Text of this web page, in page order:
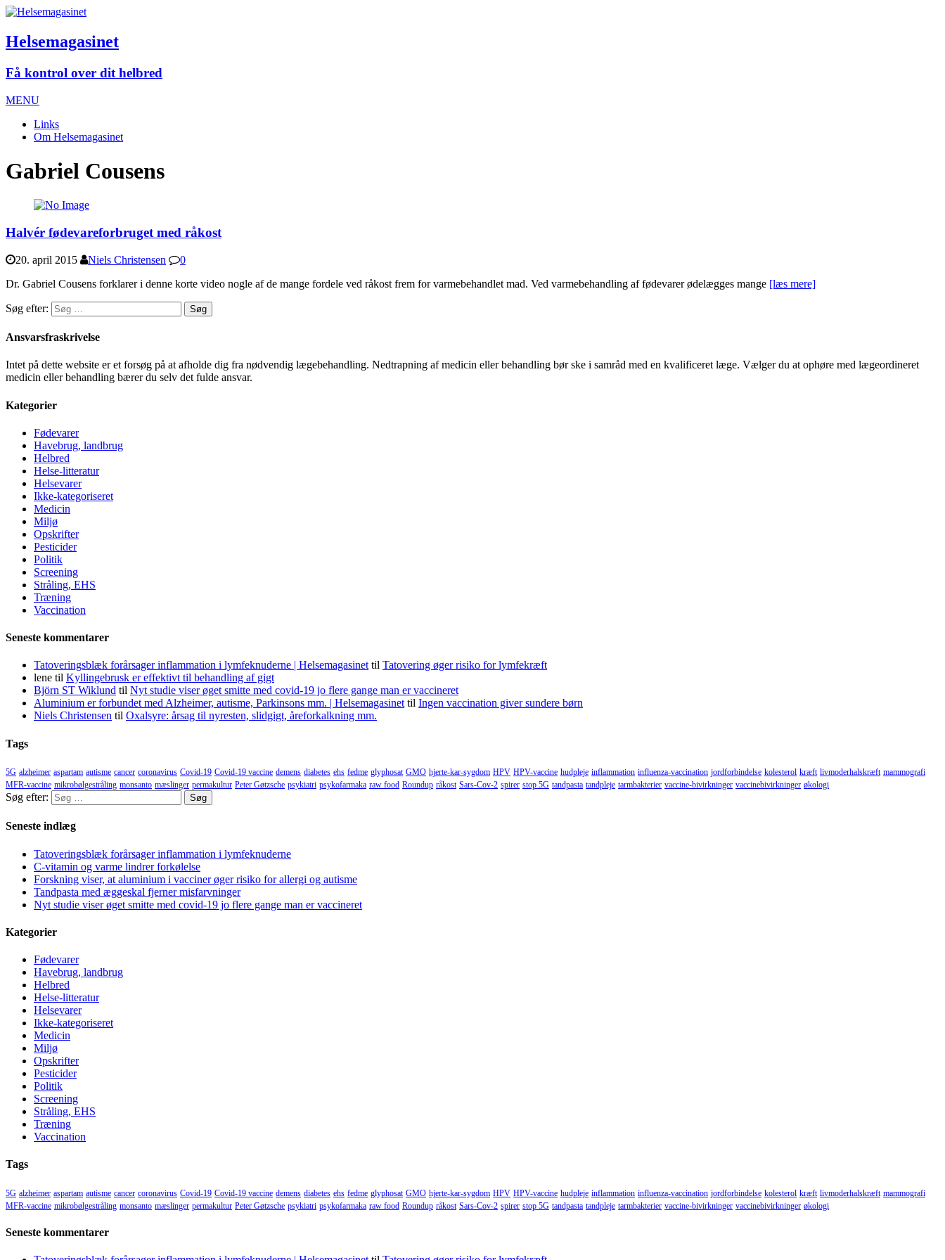
Helsemagasinet
Få kontrol over dit helbred
MENU
Links
Om Helsemagasinet
Gabriel Cousens
Halvér fødevareforbruget med råkost
20. april 2015 Niels Christensen
0
Dr. Gabriel Cousens forklarer i denne korte video nogle af de mange fordele ved råkost frem for varmebehandlet mad. Ved varmebehandling af fødevarer ødelægges mange [læs mere]
Søg efter:
Ansvarsfraskrivelse
Intet på dette website er et forsøg på at afholde dig fra nødvendig lægebehandling. Nedtrapning af medicin eller behandling bør ske i samråd med en kvalificeret læge. Vælger du at ophøre med lægeordineret
medicin eller behandling bærer du selv det fulde ansvar.
Kategorier
Fødevarer
Havebrug, landbrug
Helbred
Helse-litteratur
Helsevarer
Ikke-kategoriseret
Medicin
Miljø
Opskrifter
Pesticider
Politik
Screening
Stråling, EHS
Træning
Vaccination
Seneste kommentarer
Tatoveringsblæk forårsager inflammation i lymfeknuderne | Helsemagasinettil Tatovering øger risiko for lymfekræft
lene til Kyllingebrusk er effektivt til behandling af gigt
Björn ST Wiklund til Nyt studie viser øget smitte med covid-19 jo flere gange man er vaccineret
Aluminium er forbundet med Alzheimer, autisme, Parkinsons mm. | Helsemagasinettil Ingen vaccination giver sundere børn
Niels Christensen til Oxalsyre: årsag til nyresten, slidgigt, åreforkalkning mm.
Tags
5G alzheimer aspartam autisme cancer coronavirus Covid-19 Covid-19 vaccine demens diabetes ehs fedme glyphosat GMO hjerte-kar-sygdom HPV HPV-vaccine hudpleje inflammation influenza-vaccination jordforbindelse kolesterol kræft livmoderhalskræft mammografi
MFR-vaccine mikrobølgestråling monsanto mæslinger permakultur Peter Gøtzsche psykiatri psykofarmaka raw food Roundup råkost Sars-Cov-2 spirer stop 5G tandpasta tandpleje tarmbakterier vaccine-bivirkninger vaccinebivirkninger økologi
Søg efter:
Seneste indlæg
Tatoveringsblæk forårsager inflammation i lymfeknuderne
C-vitamin og varme lindrer forkølelse
Forskning viser, at aluminium i vacciner øger risiko for allergi og autisme
Tandpasta med æggeskal fjerner misfarvninger
Nyt studie viser øget smitte med covid-19 jo flere gange man er vaccineret
Kategorier
Fødevarer
Havebrug, landbrug
Helbred
Helse-litteratur
Helsevarer
Ikke-kategoriseret
Medicin
Miljø
Opskrifter
Pesticider
Politik
Screening
Stråling, EHS
Træning
Vaccination
Tags
5G alzheimer aspartam autisme cancer coronavirus Covid-19 Covid-19 vaccine demens diabetes ehs fedme glyphosat GMO hjerte-kar-sygdom HPV HPV-vaccine hudpleje inflammation influenza-vaccination jordforbindelse kolesterol kræft livmoderhalskræft mammografi
MFR-vaccine mikrobølgestråling monsanto mæslinger permakultur Peter Gøtzsche psykiatri psykofarmaka raw food Roundup råkost Sars-Cov-2 spirer stop 5G tandpasta tandpleje tarmbakterier vaccine-bivirkninger vaccinebivirkninger økologi
Seneste kommentarer